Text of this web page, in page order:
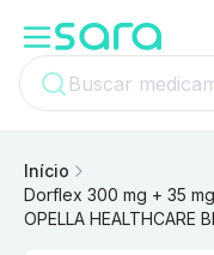
Início
Dorflex 300 mg + 35
OPELLA HEALTHCARE